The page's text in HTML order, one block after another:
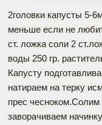
2головки капусты 5-
меньше если не
ст. ложка соли 2
воды 250 гр.
Капусту
натираем на терку
прес чесноком.Солим
заворачиваем